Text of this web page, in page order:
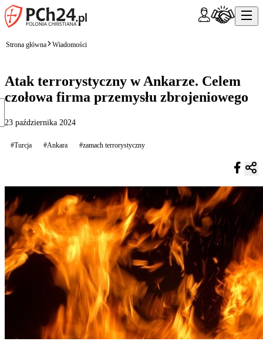
Strona główna Wiadomości
Atak terrorystyczny w Ankarze. Celem
czołowa firma przemysłu zbrojeniowego
23 października 2024
#Turcja #Ankara #zamach terrorystyczny